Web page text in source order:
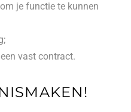
je functie te kunnen
vast contract.